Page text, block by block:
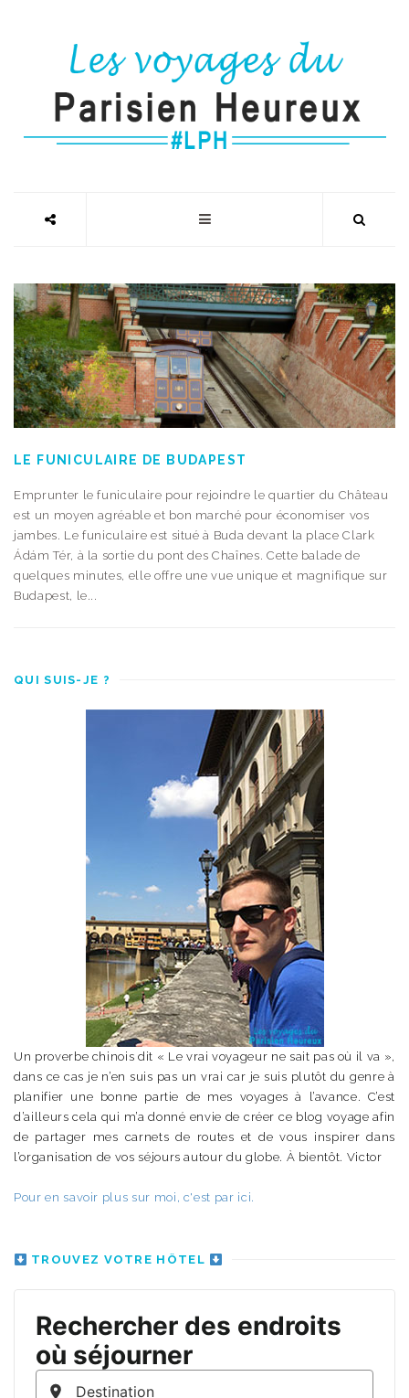
LE FUNICULAIRE DE BUDAPEST
Emprunter le funiculaire pour rejoindre le quartier du Château
est un moyen agréable et bon marché pour économiser vos
jambes. Le funiculaire est situé à Buda devant la place Clark
Ádám Tér, à la sortie du pont des Chaînes. Cette balade de
quelques minutes, elle offre une vue unique et magnifique sur
Budapest, le...
QUI SUIS-JE ?
Un proverbe chinois dit « Le vrai voyageur ne sait pas où il va »,
dans ce cas je n’en suis pas un vrai car je suis plutôt du genre à
planifier une bonne partie de mes voyages à l’avance. C’est
d’ailleurs cela qui m’a donné envie de créer ce blog voyage afin
de partager mes carnets de routes et de vous inspirer dans
l’organisation de vos séjours autour du globe. À bientôt. Victor
Pour en savoir plus sur moi, c'est par ici.
TROUVEZ VOTRE HÔTEL